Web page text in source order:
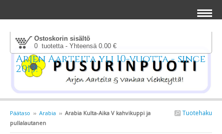
Ostoskorin sisältö
0 tuotetta - Yhteensä 0.00 €
Arjen Aarteita yli 10-vuotta - since
2013!
Tuotehaku
Päätaso ›› Arabia ›› Arabia Kulta-Aika V kahvikuppi ja
pullalautanen